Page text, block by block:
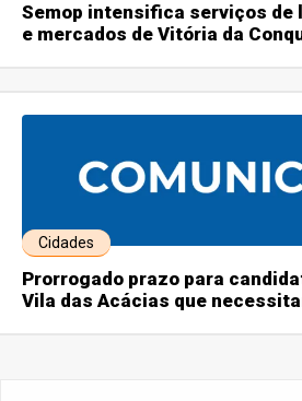
Semop intensifica serviços de
e mercados de Vitória da
Cidades
Prorrogado prazo para
Vila das Acácias que